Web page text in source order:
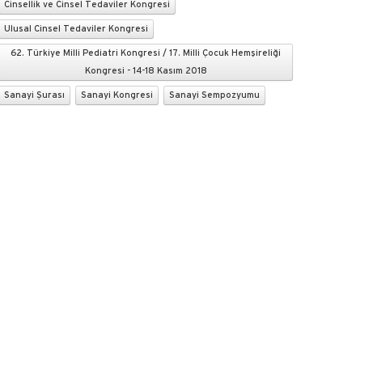
Cinsellik ve Cinsel Tedaviler Kongresi
Ulusal Cinsel Tedaviler Kongresi
62. Türkiye Milli Pediatri Kongresi / 17. Milli Çocuk Hemşireliği
Kongresi - 14-18 Kasım 2018
Sanayi Şurası Sanayi Kongresi Sanayi Sempozyumu